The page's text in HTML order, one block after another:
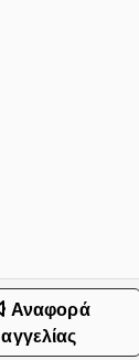
Αναφορά
αγγελίας